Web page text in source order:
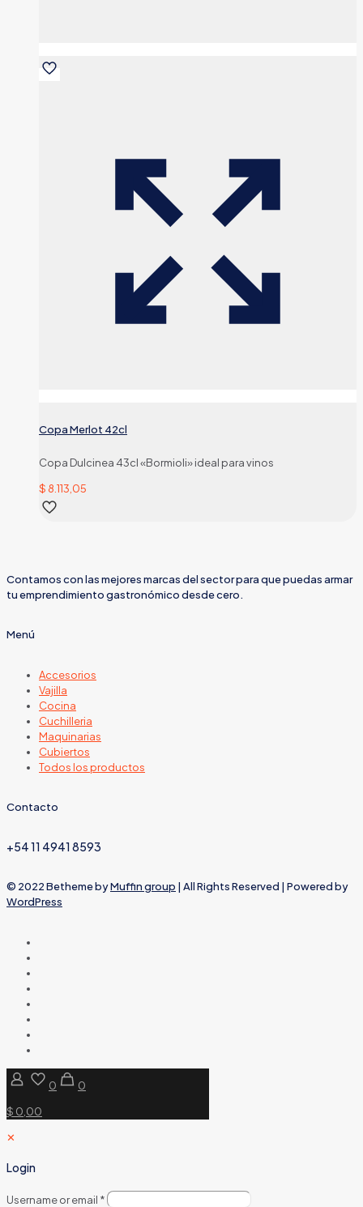
Copa Merlot 42cl
Copa Dulcinea 43cl «Bormioli» ideal para vinos
$ 8.113,05
Contamos con las mejores marcas del sector para que puedas armar
tu emprendimiento gastronómico desde cero.
Menú
Accesorios
Vajilla
Cocina
Cuchilleria
Maquinarias
Cubiertos
Todos los productos
Contacto
+54 11 4941 8593
© 2022 Betheme byMuffin group | All Rights Reserved | Powered by
WordPress
0
0
$ 0,00
✕
Login
Username or email *